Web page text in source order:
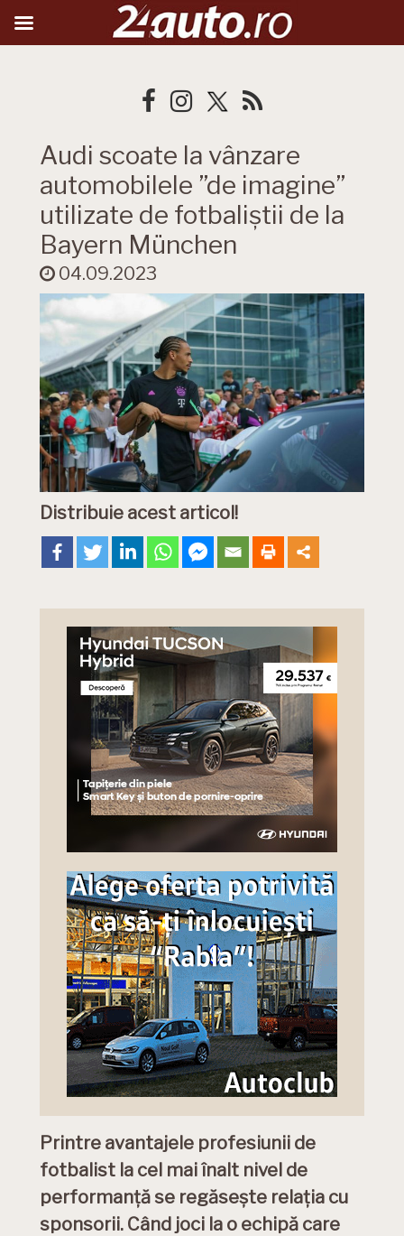
Audi scoate la vânzare
automobilele ”de imagine”
utilizate de fotbaliștii de la
Bayern München
04.09.2023
Distribuie acest articol!
Printre avantajele profesiunii de
fotbalist la cel mai înalt nivel de
performanță se regăsește relația cu
sponsorii. Când joci la o echipă care